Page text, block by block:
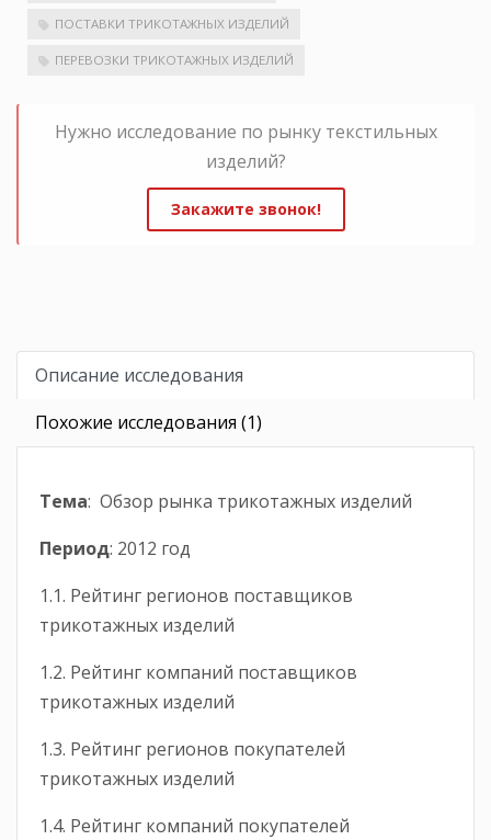
ПОСТАВКИ ТРИКОТАЖНЫХ ИЗДЕЛИЙ
ПЕРЕВОЗКИ ТРИКОТАЖНЫХ ИЗДЕЛИЙ
Нужно исследование по рынку текстильных
изделий?
Закажите звонок!
Описание исследования
Похожие исследования (1)
Тема: Обзор рынка трикотажных изделий
Период: 2012 год
1.1. Рейтинг регионов поставщиков
трикотажных изделий
1.2. Рейтинг компаний поставщиков
трикотажных изделий
1.3. Рейтинг регионов покупателей
трикотажных изделий
1.4. Рейтинг компаний покупателей